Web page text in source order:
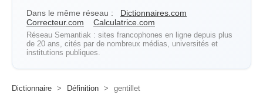
Dans le même réseau :
Dictionnaires.com
Correcteur.com
Calculatrice.com
Réseau Semantiak : sites francophones en ligne depuis plus
de 20 ans, cités par de nombreux médias, universités et
institutions publiques.
Dictionnaire > Définition > gentillet